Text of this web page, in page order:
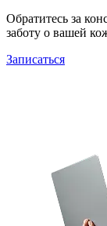
Обратитесь за
заботу о вашей
Записаться